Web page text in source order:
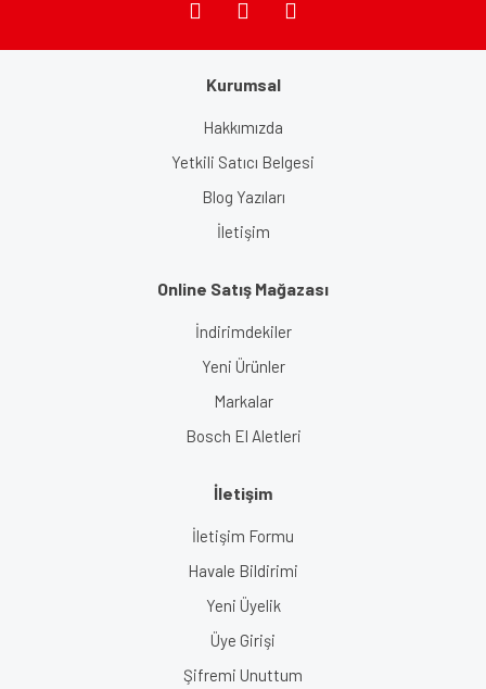
Kurumsal
Hakkımızda
Yetkili Satıcı Belgesi
Blog Yazıları
İletişim
Online Satış Mağazası
İndirimdekiler
Yeni Ürünler
Markalar
Bosch El Aletleri
İletişim
İletişim Formu
Havale Bildirimi
Yeni Üyelik
Üye Girişi
Şifremi Unuttum